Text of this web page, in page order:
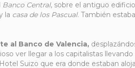
Banco Central, sobre el antiguo
la casa de los Pascual. También
al Banco de Valencia,
ver llegar a los capitalistas
Suizo que era donde estaban